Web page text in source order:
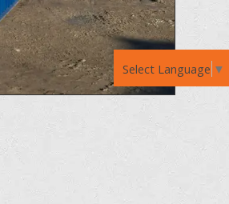
Select Language ▼